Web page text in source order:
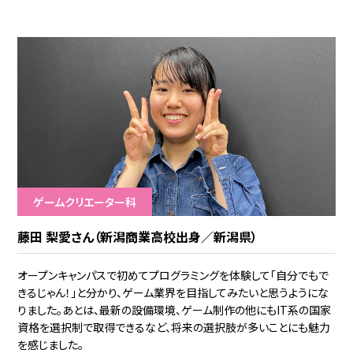
ゲームクリエーター科
藤田 梨愛さん（新潟商業高校出身／新潟県）
オープンキャンパスで初めてプログラミングを体験して「自分でもで
きるじゃん！」と分かり、ゲーム業界を目指してみたいと思うようにな
りました。あとは、最新の設備環境、ゲーム制作の他にもIT系の国家
資格を選択制で取得できるなど、将来の選択肢が多いことにも魅力
を感じました。